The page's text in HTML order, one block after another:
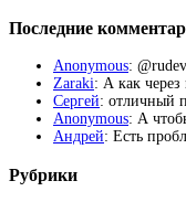
Последние
Anonymous:
Zaraki: А как
Сергей: отличный
Anonymous: А
Андрей: Есть
Рубрики